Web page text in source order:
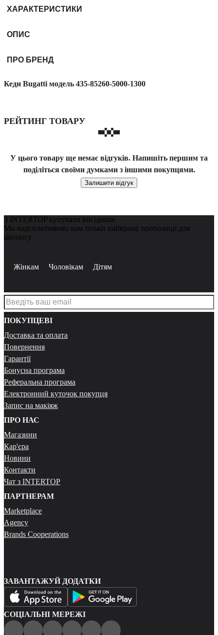
ХАРАКТЕРИСТИКИ
ОПИС
ПРО БРЕНД
Кеди Bugatti модель 435-85260-5000-1300
РЕЙТИНГ ТОВАРУ
У цього товару ще немає відгуків. Напишіть першим та
поділіться своїми думками з іншими покупцями.
Залишити відгук
З INTERTOP купувати вигідніше
Ми надсилатимемо вам тільки найкращі пропозиції для
шопінгу
Жінкам Чоловікам Дітям
ПОКУПЦЕВІ
Доставка та оплата
Повернення
Гарантії
Бонусна програма
Реферальна програма
Електронний куточок покупця
Запис на макіяж
ПРО НАС
Магазини
Кар'єра
Новини
Контакти
Чат з INTERTOP
ПАРТНЕРАМ
Marketplace
Agency
Brands Cooperations
ЗАВАНТАЖУЙ ДОДАТКИ
СОЦІАЛЬНІ МЕРЕЖІ